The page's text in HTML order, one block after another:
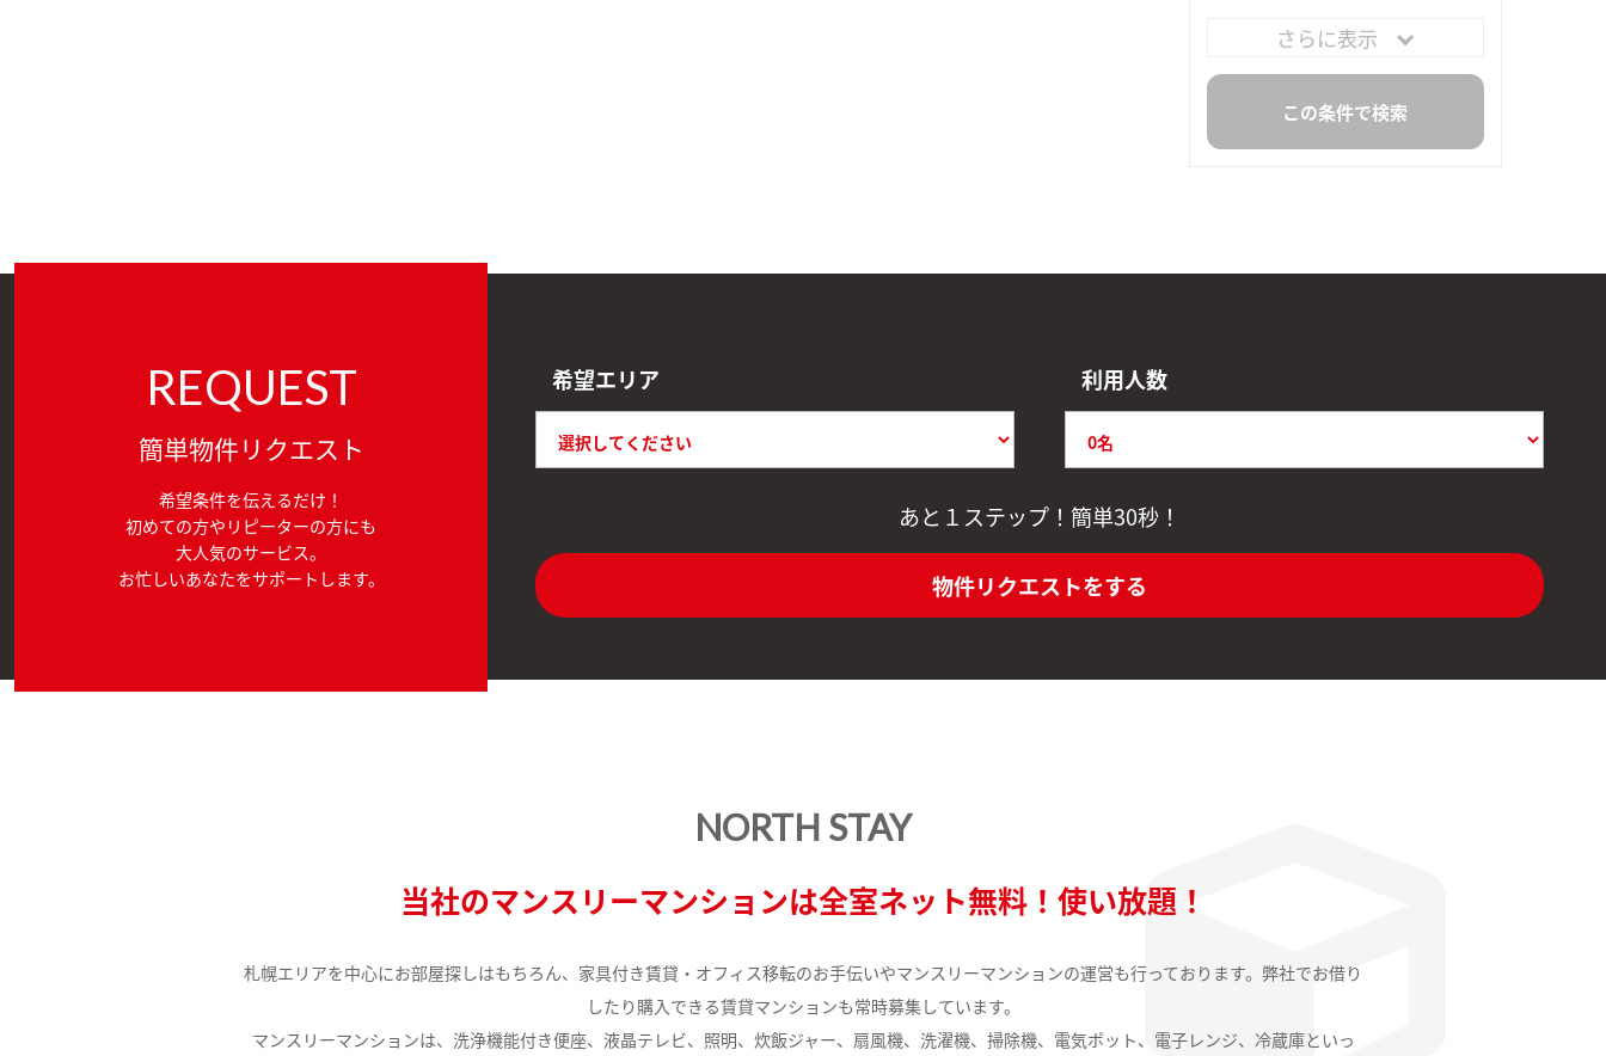
さらに表示
REQUEST
簡単物件リクエスト
希望条件を伝えるだけ！
初めての方やリピーターの方にも
大人気のサービス。
お忙しいあなたをサポートします。
希望エリア 利用人数
あと１ステップ！簡単30秒！
物件リクエストをする
NORTH STAY
当社のマンスリーマンションは全室ネット無料！使い放題！
札幌エリアを中心にお部屋探しはもちろん、家具付き賃貸・オフィス移転のお手伝いやマンスリーマンションの運営も行っております。弊社でお借り
したり購入できる賃貸マンションも常時募集しています。
マンスリーマンションは、洗浄機能付き便座、液晶テレビ、照明、炊飯ジャー、扇風機、洗濯機、掃除機、電気ポット、電子レンジ、冷蔵庫といっ